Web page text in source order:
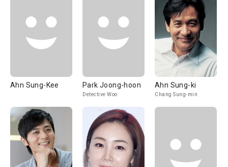
Ahn Sung-Kee Park Joong-hoon
Detective Woo
Ahn Sung-ki
Chang Sung-min